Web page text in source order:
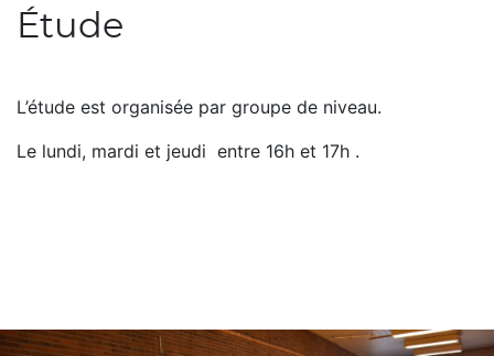
Étude
L’étude est organisée par groupe de niveau.
Le lundi, mardi et jeudi entre 16h et 17h .